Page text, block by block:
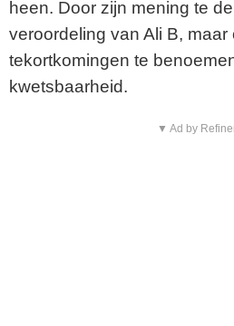
heen. Door zijn mening te
veroordeling van Ali B, maar
tekortkomingen te
kwetsbaarheid.
▼ Ad by